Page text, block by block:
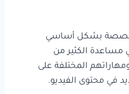
بشكل أساسي
مساعدة الكثير من
المختلفة على
في محتوى الفيديو.